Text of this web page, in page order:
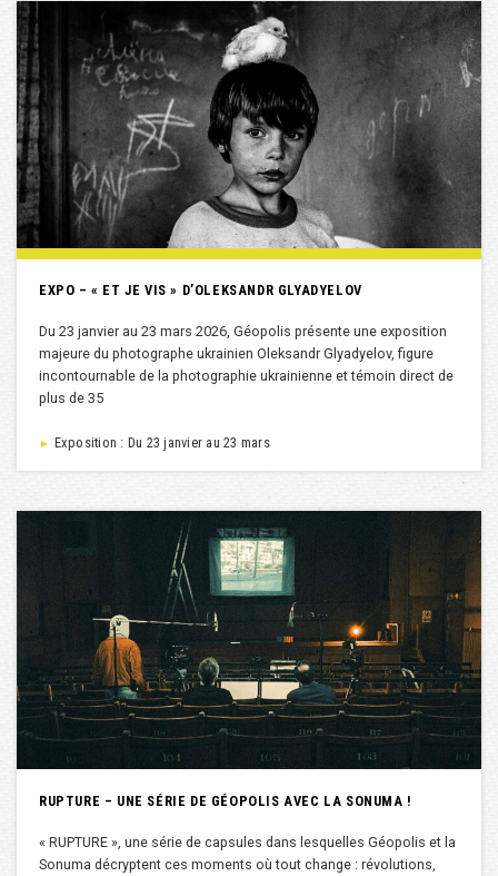
EXPO – « ET JE VIS » D’OLEKSANDR GLYADYELOV
Du 23 janvier au 23 mars 2026, Géopolis présente une exposition
majeure du photographe ukrainien Oleksandr Glyadyelov, figure
incontournable de la photographie ukrainienne et témoin direct de
plus de 35
► Exposition : Du 23 janvier au 23 mars
RUPTURE – UNE SÉRIE DE GÉOPOLIS AVEC LA SONUMA !
« RUPTURE », une série de capsules dans lesquelles Géopolis et la
Sonuma décryptent ces moments où tout change : révolutions,